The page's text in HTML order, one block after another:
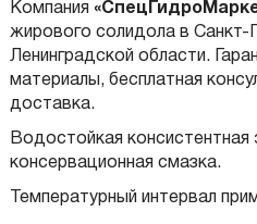
Компания
жирового солидола в Санкт-
Ленинградской области.
материалы, бесплатная
доставка.
Водостойкая консистентная
консервационная смазка.
Температурный интервал